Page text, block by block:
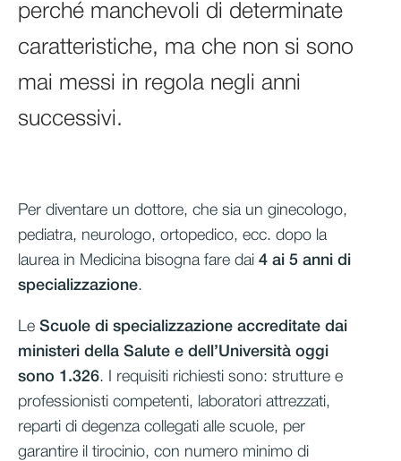
perché manchevoli di determinate
caratteristiche, ma che non si sono
mai messi in regola negli anni
successivi.
Per diventare un dottore, che sia un ginecologo,
pediatra, neurologo, ortopedico, ecc. dopo la
laurea in Medicina bisogna fare dai 4 ai 5 anni di
specializzazione.
Le Scuole di specializzazione accreditate dai
ministeri della Salute e dell’Università oggi
sono 1.326. I requisiti richiesti sono: strutture e
professionisti competenti, laboratori attrezzati,
reparti di degenza collegati alle scuole, per
garantire il tirocinio, con numero minimo di